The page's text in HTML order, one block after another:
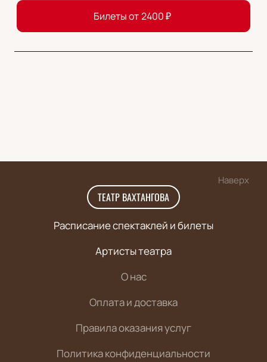
Билеты от2400₽
Наверх
ТЕАТР ВАХТАНГОВА
Расписание спектаклей и билеты
Артисты театра
О нас
Оплата и доставка
Правила оказания услуг
Политика конфиденциальности